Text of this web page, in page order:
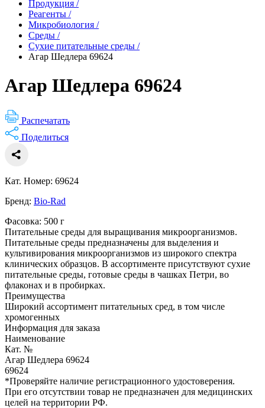
Продукция /
Реагенты /
Микробиология /
Среды /
Сухие питательные среды /
Агар Шедлера 69624
Агар Шедлера 69624
Распечатать
Поделиться
Кат. Номер: 69624
Бренд: Bio-Rad
Фасовка: 500 г
Питательные среды для выращивания микроорганизмов.
Питательные среды предназначены для выделения и
культивирования микроорганизмов из широкого спектра
клинических образцов. В ассортименте присутствуют сухие
питательные среды, готовые среды в чашках Петри, во
флаконах и в пробирках.
Преимущества
Широкий ассортимент питательных сред, в том числе
хромогенных
Информация для заказа
Наименование
Кат. №
Агар Шедлера 69624
69624
*Проверяйте наличие регистрационного удостоверения.
При его отсутствии товар не предназначен для медицинских
целей на территории РФ.